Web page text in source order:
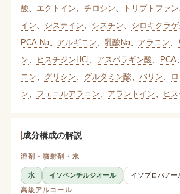
酸
エクトイン チロシン トリプトファン
イン
システイン シスチン シロキクラ
PCA-Na、 アルギニン 乳酸Na、 アラニン
ン
ヒスチジンHCl アスパラギン酸 PCA
ニン
グリシン グルタミン酸 バリン
ン
フェニルアラニン アラントイン ヒ
成分構成の解説
溶剤・噴射剤・水
水 イソペンチルジオール
イソプロパノー
高級アルコール